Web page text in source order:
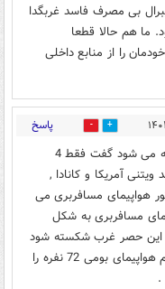
بی مصرف فاسد غربگدا
ما هم حالا قطعا
را از منابع داخلی
0 پاسخ
ساخت هواپیما چنان در انحصار غرب است که می شود گفت فقط 4
آمریکا و کانادا ,
هواپیمای مسافربری می
مسافربری به شکل
این حصر غرب شکسته شود
بدجور مشت تاریخی می خورن بدجور , ما هم هواپیمای بومی 72 نفره را
.